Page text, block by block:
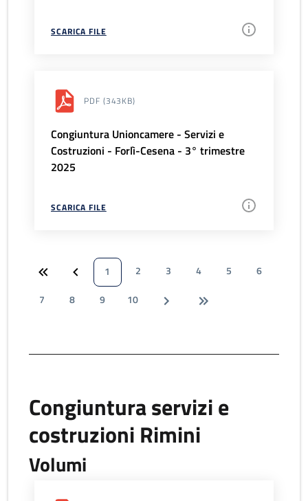
SCARICA FILE
PDF (343KB)
Congiuntura Unioncamere - Servizi e
Costruzioni - Forlì-Cesena - 3° trimestre
2025
SCARICA FILE
1 2 3 4 5
6
7
8 9 10
Congiuntura servizi e
costruzioni Rimini
Volumi